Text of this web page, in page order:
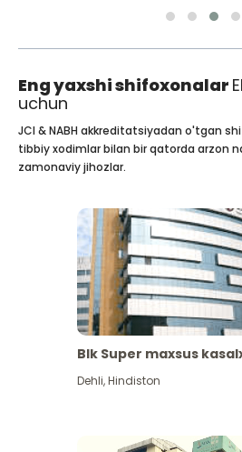
Eng yaxshi shifoxonalar
uchun
JCI & NABH akkreditatsiyadan o'tgan
tibbiy xodimlar bilan bir qatorda arzon
zamonaviy jihozlar.
Blk Super maxsus
Dehli,Hindiston